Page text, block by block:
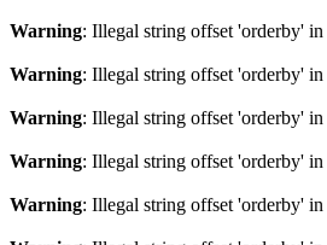
Warning: Illegal string offset 'orderby' in
Warning: Illegal string offset 'orderby' in
Warning: Illegal string offset 'orderby' in
Warning: Illegal string offset 'orderby' in
Warning: Illegal string offset 'orderby' in